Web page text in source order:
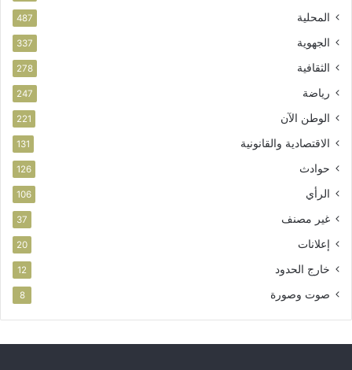
المحلية 487
الجهوية 337
الثقافية 278
رياضة 247
الوطن الآن 221
الاقتصادية والقانونية 131
حوادث 126
الرأي 106
غير مصنف 37
إعلانات 20
خارج الحدود 12
صوت وصورة 8